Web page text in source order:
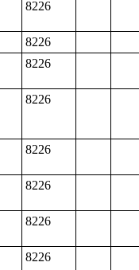
8226
8226
8226
8226
8226
8226
8226
8226